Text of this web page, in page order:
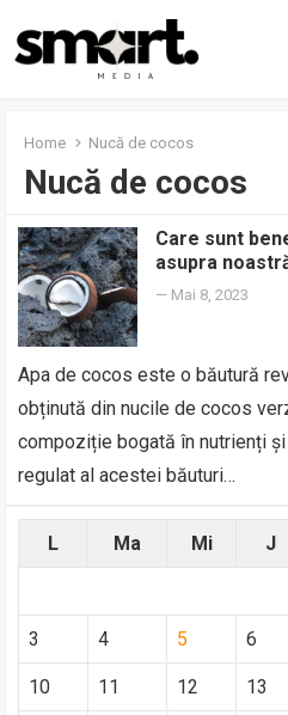
Home Nucă de cocos
Nucă de cocos
Care sunt
asupra
— Mai 8, 2023
Apa de cocos este o băutură
obținută din nucile de cocos
compoziție bogată în nutrienți
regulat al acestei băuturi…
L Ma Mi J
3 4 5 6
10 11 12 13